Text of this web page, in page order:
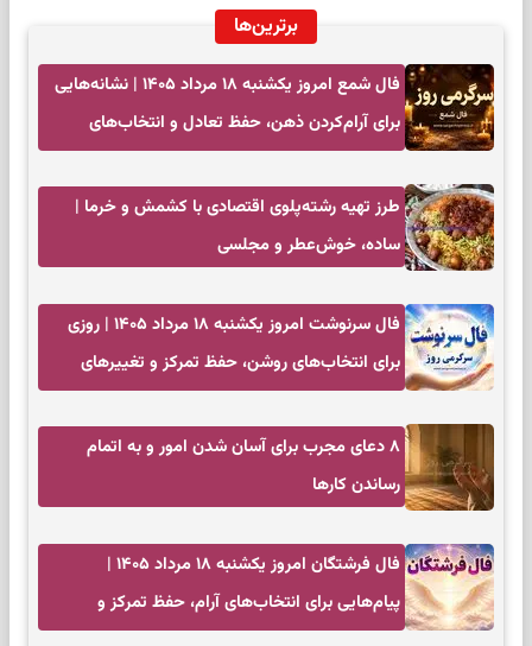
برترین‌ها
فال شمع امروز یکشنبه ۱۸ مرداد ۱۴۰۵ | نشانه‌هایی
برای آرام‌کردن ذهن، حفظ تعادل و انتخاب‌های
طرز تهیه رشته‌پلوی اقتصادی با کشمش و خرما |
ساده، خوش‌عطر و مجلسی
فال سرنوشت امروز یکشنبه ۱۸ مرداد ۱۴۰۵ | روزی
برای انتخاب‌های روشن، حفظ تمرکز و تغییرهای
۸ دعای مجرب برای آسان شدن امور و به اتمام
رساندن کار‌ها
فال فرشتگان امروز یکشنبه ۱۸ مرداد ۱۴۰۵ |
پیام‌هایی برای انتخاب‌های آرام، حفظ تمرکز و